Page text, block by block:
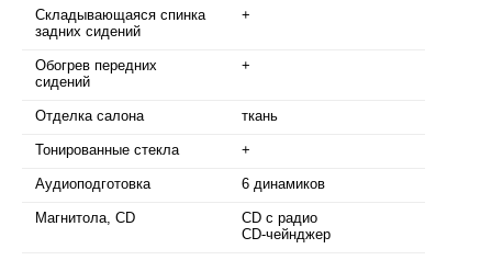
Складывающаяся спинка
задних сидений
+
Обогрев передних
сидений
+
Отделка салона ткань
Тонированные стекла +
Аудиоподготовка 6 динамиков
Магнитола, CD
CD с радио
CD-чейнджер